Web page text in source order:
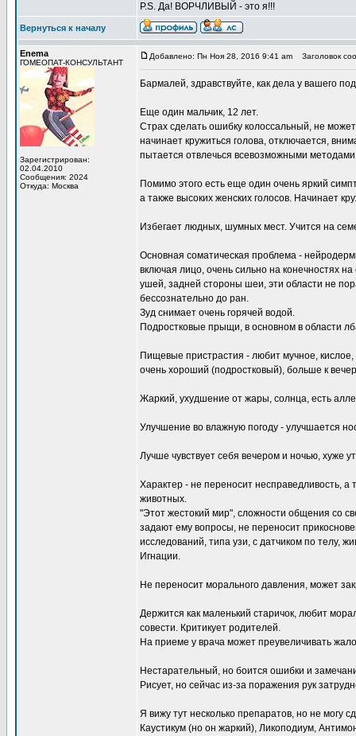
P.S. Да! ВОРЧЛИВЫЙ - это я!!!
Вернуться к началу
Enema
ГОМЕОПАТ-КОНСУЛЬТАНТ
Зарегистрирован:
02.04.2010
Сообщения: 2024
Откуда: Москва
Добавлено: Пн Ноя 28, 2016 9:41 am Заголовок
Бармалей, здравствуйте, как дела у вашего
Еще один мальчик, 12 лет.
Страх сделать ошибку колоссальный, не
начинает кружиться голова, отключается,
пытается отвлечься всевозможными
Помимо этого есть еще один очень яркий
а также высоких женских голосов. Начинает
Избегает людных, шумных мест. Учится на
Основная соматическая проблема -
включая лицо, очень сильно на конечностях на
ушей, задней стороны шеи, эти области не
бессознательно до ран.
Зуд снимает очень горячей водой.
Подростковые прыщи, в основном в области
Пищевые пристрастия - любит мучное,
очень хороший (подростковый), больше к
Жаркий, ухудшение от жары, солнца, есть
Улучшение во влажную погоду - улучшается
Лучше чувствует себя вечером и ночью, хуже
Характер - не переносит несправедливость,
животных.
"Этот жестокий мир", сложности общения со
задают ему вопросы, не переносит
исследований, типа узи, с датчиком по телу,
Игнации.
Не переносит морального давления, может
Держится как маленький старичок, любит
совести. Критикует родителей.
На приеме у врача может преувеличивать
Нестарательный, но боится ошибки и
Рисует, но сейчас из-за поражения рук
Я вижу тут несколько препаратов, но не могу
Каустикум (но он жаркий), Ликоподиум,